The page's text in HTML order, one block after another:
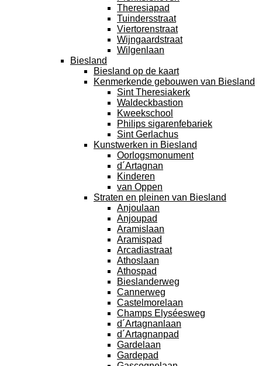
Theresiapad
Tuindersstraat
Viertorenstraat
Wijngaardstraat
Wilgenlaan
Biesland
Biesland op de kaart
Kenmerkende gebouwen van Biesland
Sint Theresiakerk
Waldeckbastion
Kweekschool
Philips sigarenfebariek
Sint Gerlachus
Kunstwerken in Biesland
Oorlogsmonument
d´Artagnan
Kinderen
van Oppen
Straten en pleinen van Biesland
Anjoulaan
Anjoupad
Aramislaan
Aramispad
Arcadiastraat
Athoslaan
Athospad
Bieslanderweg
Cannerweg
Castelmorelaan
Champs Elyséesweg
d´Artagnanlaan
d´Artagnanpad
Gardelaan
Gardepad